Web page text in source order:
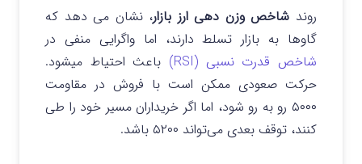
روند شاخص وزن دهی ارز بازار، نشان می دهد که
گاوها به بازار تسلط دارند، اما واگرایی منفی در
شاخص قدرت نسبی (RSI)
باعث احتیاط میشود.
حرکت صعودی ممکن است با فروش در مقاومت
۵۰۰۰ رو به‌ رو شود، اما اگر خریداران مسیر خود را طی
کنند، توقف بعدی می‌تواند ۵۲۰۰ باشد.